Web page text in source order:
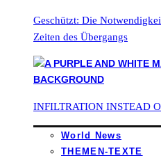
Geschützt: Die
Zeiten des Übergangs
INFILTRATION INSTEAD
World News
THEMEN-TEXTE